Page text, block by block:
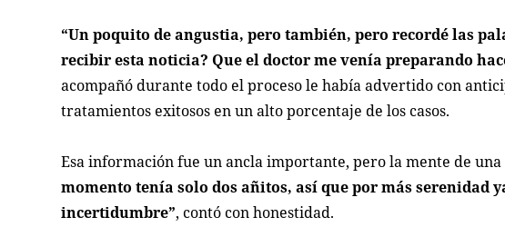
“Un poquito de angustia, pero también, pero recordé las
recibir esta noticia? Que el doctor me venía preparando
acompañó durante todo el proceso le había advertido con
tratamientos exitosos en un alto porcentaje de los casos.
Esa información fue un ancla importante, pero la mente de
momento tenía solo dos añitos, así que por más serenidad
incertidumbre”, contó con honestidad.